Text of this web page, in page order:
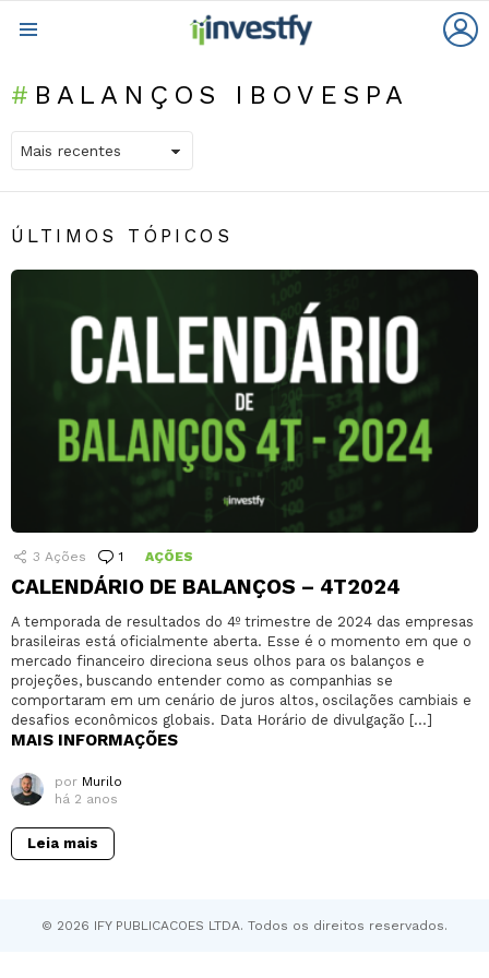
BALANÇOS IBOVESPA
ÚLTIMOS TÓPICOS
3 Ações 1 Comentário
AÇÕES
CALENDÁRIO DE BALANÇOS – 4T2024
A temporada de resultados do 4º trimestre de 2024 das empresas
brasileiras está oficialmente aberta. Esse é o momento em que o
mercado financeiro direciona seus olhos para os balanços e
projeções, buscando entender como as companhias se
comportaram em um cenário de juros altos, oscilações cambiais e
desafios econômicos globais. Data Horário de divulgação […]
MAIS INFORMAÇÕES
por Murilo
há 2 anos
Leia mais
© 2026 IFY PUBLICACOES LTDA. Todos os direitos reservados.